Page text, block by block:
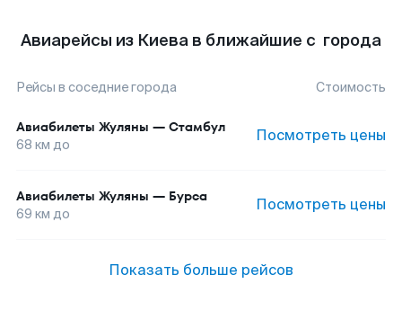
Авиарейсы из Киева в ближайшие с города
Рейсы в соседние города Стоимость
Авиабилеты Жуляны — Стамбул
68 км до Посмотреть цены
Авиабилеты Жуляны — Бурса
69 км до Посмотреть цены
Показать больше рейсов